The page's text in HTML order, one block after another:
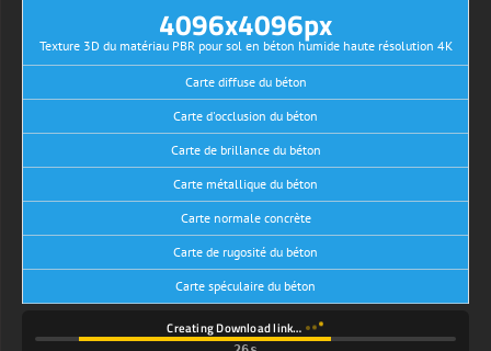
4096x4096px
Texture 3D du matériau PBR pour sol en béton humide haute résolution 4K
Carte diffuse du béton
Carte d'occlusion du béton
Carte de brillance du béton
Carte métallique du béton
Carte normale concrète
Carte de rugosité du béton
Carte spéculaire du béton
Creating Download link…